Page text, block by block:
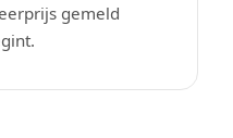
gemeld